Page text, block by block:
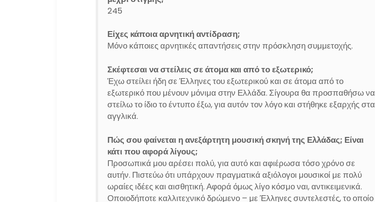
245
Είχες κάποια αρνητική αντίδραση;
Μόνο κάποιες αρνητικές απαντήσεις στην πρόσκληση συμμετοχής.
Σκέφτεσαι να στείλεις σε άτομα και από το εξωτερικό;
Έχω στείλει ήδη σε Έλληνες του εξωτερικού και σε άτομα από το
εξωτερικό που μένουν μόνιμα στην Ελλάδα. Σίγουρα θα προσπαθήσω να
στείλω το ίδιο το έντυπο έξω, για αυτόν τον λόγο και στήθηκε εξαρχής στα
αγγλικά.
Πώς σου φαίνεται η ανεξάρτητη μουσική σκηνή της Ελλάδας; Είναι
κάτι που αφορά λίγους;
Προσωπικά μου αρέσει πολύ, για αυτό και αφιέρωσα τόσο χρόνο σε
αυτήν. Πιστεύω ότι υπάρχουν πραγματικά αξιόλογοι μουσικοί με πολύ
ωραίες ιδέες και αισθητική. Αφορά όμως λίγο κόσμο ναι, αντικειμενικά.
Οποιοδήποτε καλλιτεχνικό δρώμενο – με Έλληνες συντελεστές, το οποίο